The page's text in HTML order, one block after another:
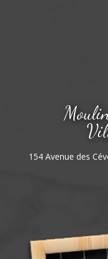
154 Avenue des